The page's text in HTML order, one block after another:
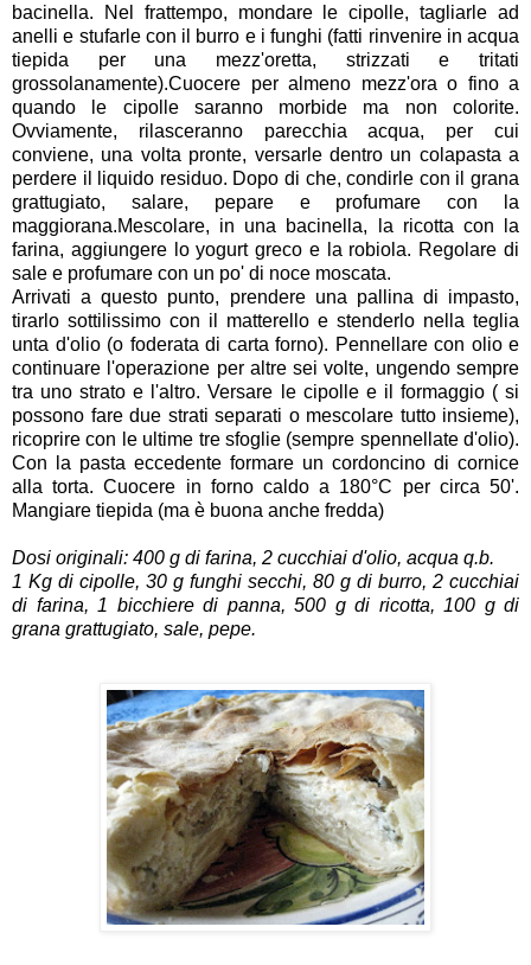
bacinella. Nel frattempo, mondare le cipolle, tagliarle ad
anelli e stufarle con il burro e i funghi (fatti rinvenire in acqua
tiepida per una mezz'oretta, strizzati e tritati
grossolanamente).Cuocere per almeno mezz'ora o fino a
quando le cipolle saranno morbide ma non colorite.
Ovviamente, rilasceranno parecchia acqua, per cui
conviene, una volta pronte, versarle dentro un colapasta a
perdere il liquido residuo. Dopo di che, condirle con il grana
grattugiato, salare, pepare e profumare con la
maggiorana.Mescolare, in una bacinella, la ricotta con la
farina, aggiungere lo yogurt greco e la robiola. Regolare di
sale e profumare con un po' di noce moscata.
Arrivati a questo punto, prendere una pallina di impasto,
tirarlo sottilissimo con il matterello e stenderlo nella teglia
unta d'olio (o foderata di carta forno). Pennellare con olio e
continuare l'operazione per altre sei volte, ungendo sempre
tra uno strato e l'altro. Versare le cipolle e il formaggio ( si
possono fare due strati separati o mescolare tutto insieme),
ricoprire con le ultime tre sfoglie (sempre spennellate d'olio).
Con la pasta eccedente formare un cordoncino di cornice
alla torta. Cuocere in forno caldo a 180°C per circa 50'.
Mangiare tiepida (ma è buona anche fredda)
Dosi originali: 400 g di farina, 2 cucchiai d'olio, acqua q.b.
1 Kg di cipolle, 30 g funghi secchi, 80 g di burro, 2 cucchiai
di farina, 1 bicchiere di panna, 500 g di ricotta, 100 g di
grana grattugiato, sale, pepe.